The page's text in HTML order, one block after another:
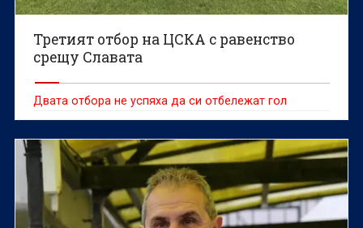
Третият отбор на ЦСКА с равенство
срещу Славата
Двата отбора не успяха да си отбележат гол